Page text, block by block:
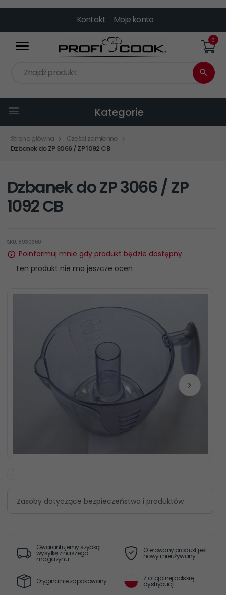
Kontakt Moje konto
Znajdź produkt
0
Kategorie
Strona główna
Części zamienne
Dzbanek do ZP 3066 / ZP 1092 CB
Dzbanek do ZP 3066 / ZP
1092 CB
SKU: 8930660
Poinformuj mnie gdy produkt będzie dostępny
Ten produkt nie ma jeszcze ocen
Zasoby dotyczące bezpieczeństwa i produktów
Gwarantujemy szybką
wysyłkę z naszego
magazynu
Oferowany produkt jest
nowy i nieużywany
Oryginalnie zapakowany Z oficjalnej polskiej
dystrybucji